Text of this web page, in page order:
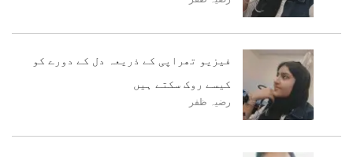
فیزیو تھراپی کے ذریعہ دل کے دورے کو
کیسے روک سکتے ہیں
رضیہ ظفر